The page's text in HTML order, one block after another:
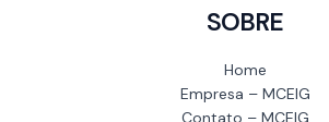
SOBRE
Home
Empresa – MCEIG
Contato – MCEIG